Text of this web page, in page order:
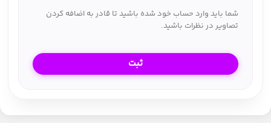
شما باید وارد حساب خود شده باشید تا قادر به اضافه کردن
تصاویر در نظرات باشید.